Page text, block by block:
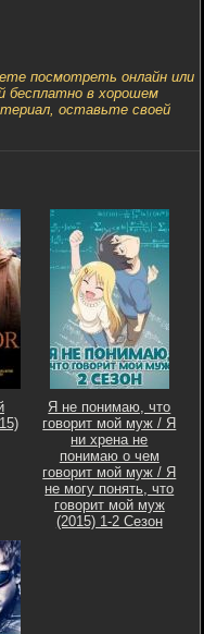
посмотреть онлайн или
бесплатно в хорошем
оставьте своей
Я не понимаю, что
говорит мой муж / Я
ни хрена не
понимаю о чем
говорит мой муж / Я
не могу понять, что
говорит мой муж
(2015) 1-2 Сезон